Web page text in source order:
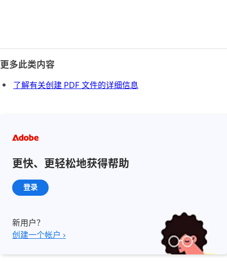
更多此类内容
了解有关创建 PDF 文件的详细信息
更快、更轻松地获得帮助
登录
新用户？
创建一个帐户 ›